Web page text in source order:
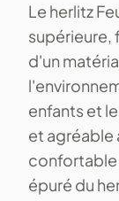
Le herlitz
supérieure,
d'un
enfants et
et agréable
confortable
épuré du